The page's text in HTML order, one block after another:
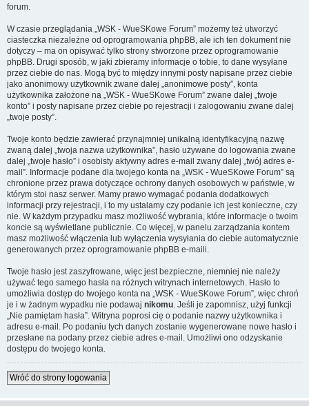
forum.
W czasie przeglądania „WSK - WueSKowe Forum” możemy też utworzyć
ciasteczka niezależne od oprogramowania phpBB, ale ich ten dokument nie
dotyczy – ma on opisywać tylko strony stworzone przez oprogramowanie
phpBB. Drugi sposób, w jaki zbieramy informacje o tobie, to dane wysyłane
przez ciebie do nas. Mogą być to między innymi posty napisane przez ciebie
jako anonimowy użytkownik zwane dalej „anonimowe posty”, konta
użytkownika założone na „WSK - WueSKowe Forum” zwane dalej „twoje
konto” i posty napisane przez ciebie po rejestracji i zalogowaniu zwane dalej
„twoje posty”.
Twoje konto będzie zawierać przynajmniej unikalną identyfikacyjną nazwę
zwaną dalej „twoja nazwa użytkownika”, hasło używane do logowania zwane
dalej „twoje hasło” i osobisty aktywny adres e-mail zwany dalej „twój adres e-
mail”. Informacje podane dla twojego konta na „WSK - WueSKowe Forum” są
chronione przez prawa dotyczące ochrony danych osobowych w państwie, w
którym stoi nasz serwer. Mamy prawo wymagać podania dodatkowych
informacji przy rejestracji, i to my ustalamy czy podanie ich jest konieczne, czy
nie. W każdym przypadku masz możliwość wybrania, które informacje o twoim
koncie są wyświetlane publicznie. Co więcej, w panelu zarządzania kontem
masz możliwość włączenia lub wyłączenia wysyłania do ciebie automatycznie
generowanych przez oprogramowanie phpBB e-maili.
Twoje hasło jest zaszyfrowane, więc jest bezpieczne, niemniej nie należy
używać tego samego hasła na różnych witrynach internetowych. Hasło to
umożliwia dostęp do twojego konta na „WSK - WueSKowe Forum”, więc chroń
je i w żadnym wypadku nie podawaj nikomu. Jeśli je zapomnisz, użyj funkcji
„Nie pamiętam hasła”. Witryna poprosi cię o podanie nazwy użytkownika i
adresu e-mail. Po podaniu tych danych zostanie wygenerowane nowe hasło i
przesłane na podany przez ciebie adres e-mail. Umożliwi ono odzyskanie
dostępu do twojego konta.
Wróć do strony logowania